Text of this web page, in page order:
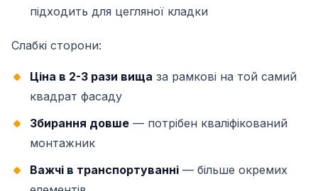
підходить для цегляної кладки
Слабкі сторони:
Ціна в 2-3 рази вища за рамкові на той самий
квадрат фасаду
Збирання довше — потрібен кваліфікований
монтажник
Важчі в транспортуванні — більше окремих